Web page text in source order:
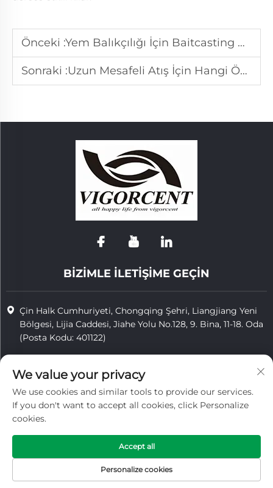
Önceki :Yem Balıkçılığı İçin Baitcasting Makaralarını Uygun Kılan Özellikler Nelerdir?
Sonraki :Uzun Mesafeli Atış İçin Hangi Özellikler Karp Balığı Avı Makaralarına Uygun Dur?
BİZİMLE İLETİŞİME GEÇİN
Çin Halk Cumhuriyeti, Chongqing Şehri, Liangjiang Yeni
Bölgesi, Lijia Caddesi, Jiahe Yolu No.128, 9. Bina, 11-18. Oda
(Posta Kodu: 401122)
[email protected]
tarafından sahiplenilmiştir.
Gizlilik Politikası
We value your privacy
We use cookies and similar tools to provide our services.
If you don't want to accept all cookies, click Personalize
cookies.
Personalize cookies
Accept all